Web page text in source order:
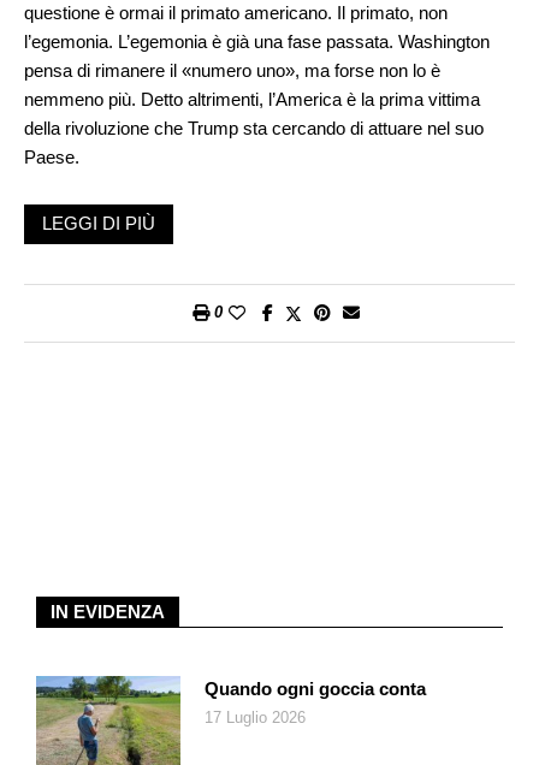
questione è ormai il primato americano. Il primato, non
l’egemonia. L’egemonia è già una fase passata. Washington
pensa di rimanere il «numero uno», ma forse non lo è
nemmeno più. Detto altrimenti, l’America è la prima vittima
della rivoluzione che Trump sta cercando di attuare nel suo
Paese.
Negli Stati Uniti stanno venendo al pettine
contemporaneamente troppi nodi che non sono più gestibili.
questa o quella tribù. La crisi di identità si riflette anche a livello
artificiale riuniti da Trump in un improbabile trust da 500
La battaglia decisiva si combatte nello Stato profondo. Trump
ha affittato Musk per distruggerlo, attribuendogli la
LEGGI DI PIÙ
0
IN EVIDENZA
Quando ogni goccia conta
17 Luglio 2026